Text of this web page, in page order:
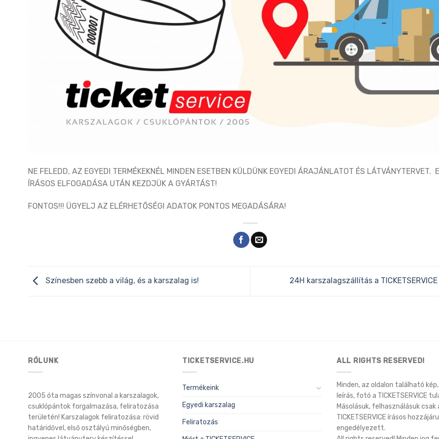
NE FELEDD, AZ EGYEDI TERMÉKEKNÉL MINDEN ESETBEN KÜLDÜNK EGYEDI ÁRAJÁNLATOT ÉS LÁTVÁNYTERVET.
ÍRÁSOS ELFOGADÁSA UTÁN KEZDJÜK A GYÁRTÁST!
FONTOS!!! ÜGYELJ AZ ELÉRHETŐSÉGI ADATOK PONTOS MEGADÁSÁRA!
Színesben szebb a világ, és a karszalag is! 24H karszalagszállítás a
RÓLUNK
2005 óta magas színvonal a karszalagok,
csuklópántok forgalmazása, feliratozása
területén! Karszalagok feliratozása: rövid
határidővel, első osztályú minőségben,
TICKETSERVICE.HU
Termékeink
Egyedi karszalag
Feliratozás
ALL RIGHTS RESERVED!
Minden, az oldalon található
leírás, fotó a TICKETSERVICE
Másolásuk, felhasználásuk csak
TICKETSERVICE írásos
engedélyezett.